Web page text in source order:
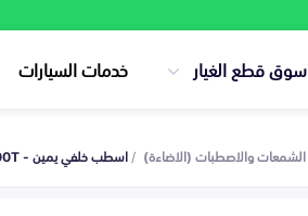
سوق قطع الغيار خدمات السيارات
الشمعات والاصطبات (الاضاءة) اسطب خلفي يمين - 26550ED000T